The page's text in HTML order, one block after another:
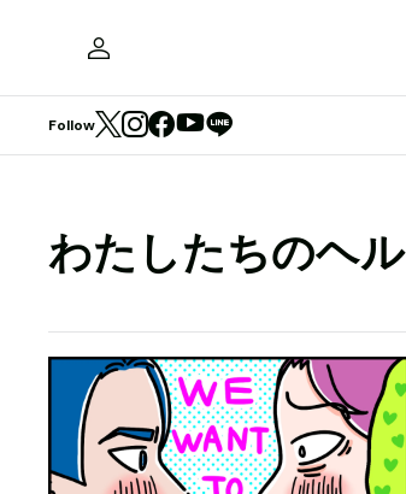
Follow
わたしたちのヘ